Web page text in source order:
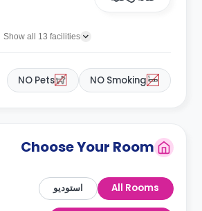
Show all 13 facilities
NO Smoking
NO Pets
Choose Your Room
All Rooms استوديو